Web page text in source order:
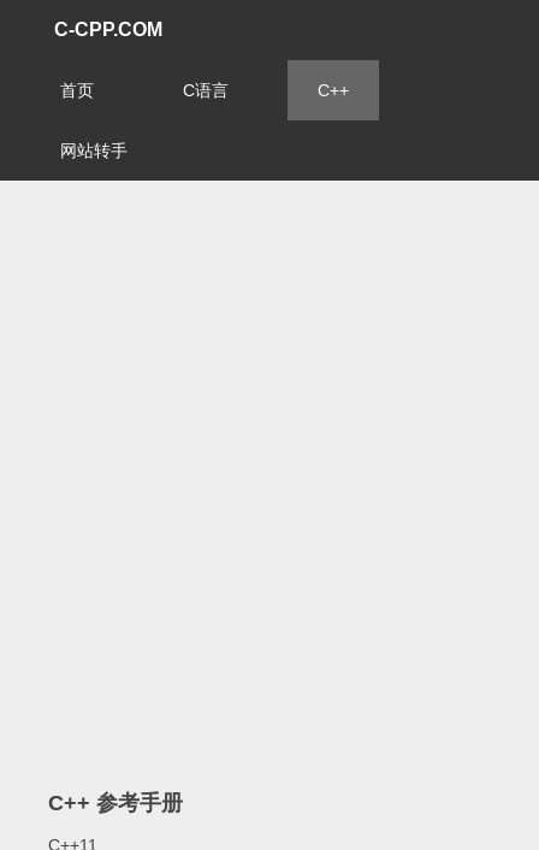
C-CPP.COM
首页 C语言 C++
网站转手
C++ 参考手册
C++11